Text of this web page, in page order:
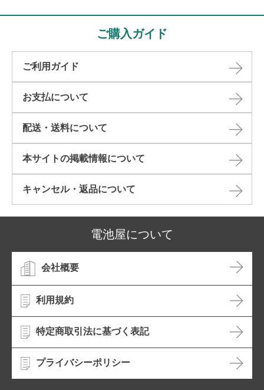
ご購入ガイド
ご利用ガイド
お支払について
配送・送料について
本サイトの掲載情報について​
キャンセル・返品について​
電池屋について
会社概要
利用規約
特定商取引法に基づく表記
プライバシーポリシー